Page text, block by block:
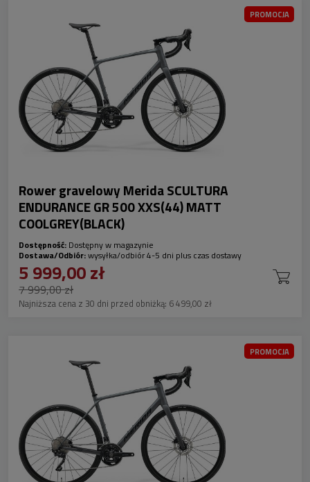
Rower gravelowy Merida SCULTURA
ENDURANCE GR 500 XXS(44) MATT
COOLGREY(BLACK)
Dostępność: Dostępny w magazynie
Dostawa/Odbiór:wysyłka/odbiór 4-5 dni plus czas dostawy
5 999,00 zł
7 999,00 zł
Najniższa cena z 30 dni przed obniżką: 6 499,00 zł
PROMOCJA
PROMOCJA